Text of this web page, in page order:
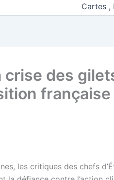
Cartes ,
crise des
française
les critiques des chefs